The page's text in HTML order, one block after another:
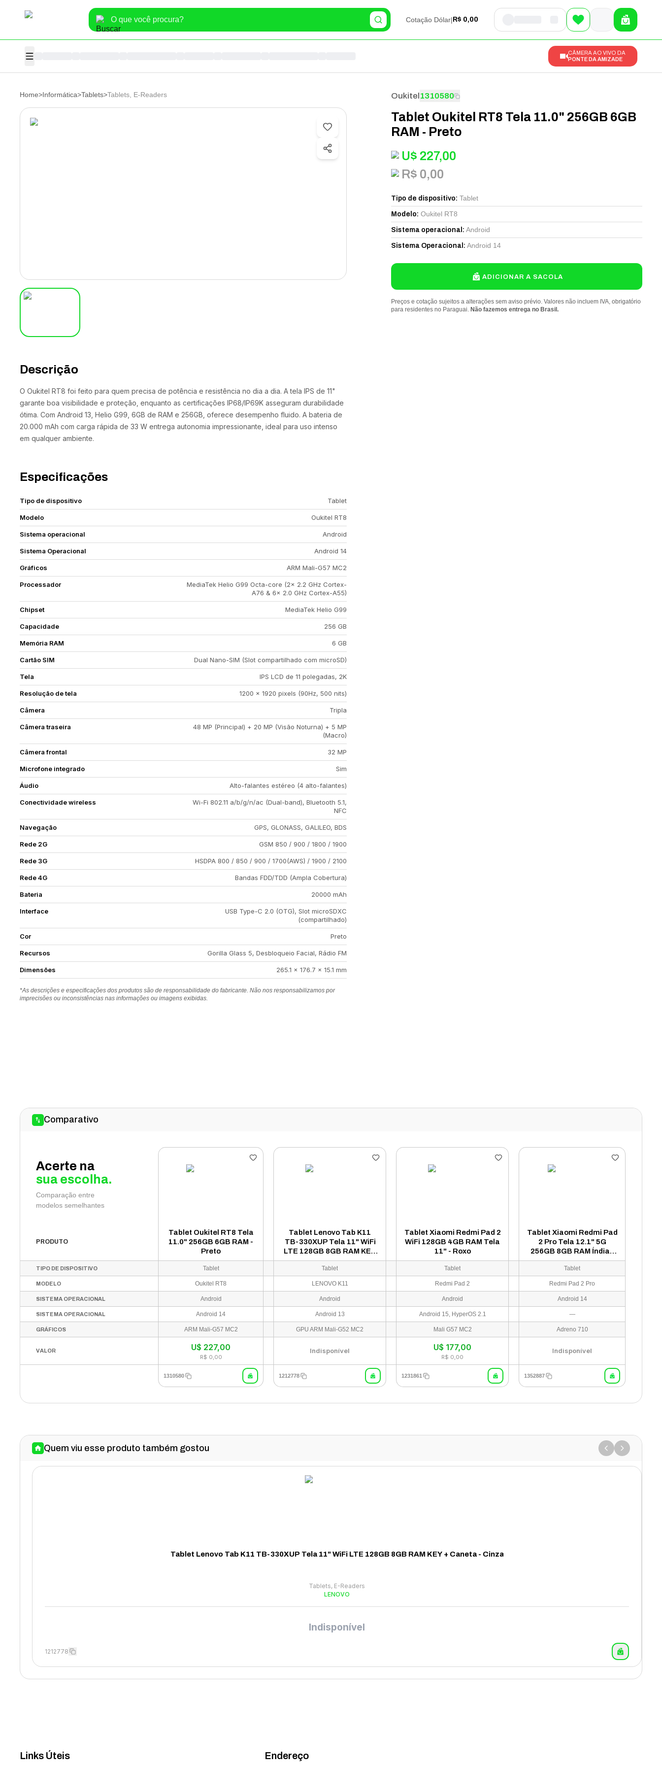
Cotação Dólar| R$ 0,00
CÂMERA AO VIVO DA
PONTE DA AMIZADE
Home>Informática>Tablets>Tablets, E-Readers
Descrição
O Oukitel RT8 foi feito para quem precisa de potência e resistência no dia a dia. A tela IPS de 11"
garante boa visibilidade e proteção, enquanto as certificações IP68/IP69K asseguram durabilidade
ótima. Com Android 13, Helio G99, 6GB de RAM e 256GB, oferece desempenho fluido. A bateria de
20.000 mAh com carga rápida de 33 W entrega autonomia impressionante, ideal para uso intenso
em qualquer ambiente.
Especificações
Tipo de dispositivo Tablet
Modelo Oukitel RT8
Sistema operacional Android
Sistema Operacional Android 14
Gráficos ARM Mali-G57 MC2
Processador
MediaTek Helio G99 Octa-core (2x 2.2 GHz Cortex-
A76 & 6x 2.0 GHz Cortex-A55)
Chipset MediaTek Helio G99
Capacidade 256 GB
Memória RAM 6 GB
Cartão SIM Dual Nano-SIM (Slot compartilhado com microSD)
Tela IPS LCD de 11 polegadas, 2K
Resolução de tela 1200 x 1920 pixels (90Hz, 500 nits)
Câmera Tripla
Câmera traseira
48 MP (Principal) + 20 MP (Visão Noturna) + 5 MP
(Macro)
Câmera frontal 32 MP
Microfone integrado Sim
Áudio Alto-falantes estéreo (4 alto-falantes)
Conectividade wireless
Wi-Fi 802.11 a/b/g/n/ac (Dual-band), Bluetooth 5.1,
NFC
Navegação GPS, GLONASS, GALILEO, BDS
Rede 2G GSM 850 / 900 / 1800 / 1900
Rede 3G HSDPA 800 / 850 / 900 / 1700(AWS) / 1900 / 2100
Rede 4G Bandas FDD/TDD (Ampla Cobertura)
Bateria 20000 mAh
Interface
USB Type-C 2.0 (OTG), Slot microSDXC
(compartilhado)
Cor Preto
Recursos Gorilla Glass 5, Desbloqueio Facial, Rádio FM
Dimensões 265.1 x 176.7 x 15.1 mm
*As descrições e especificações dos produtos são de responsabilidade do fabricante. Não nos responsabilizamos por
imprecisões ou inconsistências nas informações ou imagens exibidas.
Oukitel1310580
Tablet Oukitel RT8 Tela 11.0" 256GB 6GB
RAM - Preto
U$ 227,00
R$ 0,00
Tipo de dispositivo: Tablet
Modelo: Oukitel RT8
Sistema operacional : Android
Sistema Operacional : Android 14
ADICIONAR A SACOLA
Preços e cotação sujeitos a alterações sem aviso prévio. Valores não incluem IVA, obrigatório
para residentes no Paraguai. Não fazemos entrega no Brasil.
Comparativo
Acerte na
sua escolha.
Comparação entre
modelos semelhantes
PRODUTO
Tablet Oukitel RT8 Tela
11.0" 256GB 6GB RAM -
Preto
Tablet Lenovo Tab K11
TB-330XUP Tela 11" WiFi
LTE 128GB 8GB RAM KEY
+ Caneta - Cinza
Tablet Xiaomi Redmi Pad 2
WiFi 128GB 4GB RAM Tela
11" - Roxo
Tablet Xiaomi Redmi Pad
2 Pro Tela 12.1" 5G
256GB 8GB RAM Índia -
Prata
TIPO DE DISPOSITIVO Tablet Tablet Tablet Tablet
MODELO Oukitel RT8 LENOVO K11 Redmi Pad 2 Redmi Pad 2 Pro
SISTEMA OPERACIONAL Android Android Android Android 14
SISTEMA OPERACIONAL Android 14 Android 13 Android 15, HyperOS 2.1 —
GRÁFICOS ARM Mali-G57 MC2 GPU ARM Mali-G52 MC2 Mali G57 MC2 Adreno 710
VALOR U$ 227,00
R$ 0,00
Indisponível U$ 177,00
R$ 0,00
Indisponível
1310580 1212778 1231861 1352887
Quem viu esse produto também gostou
Tablet Lenovo Tab K11 TB-330XUP Tela 11" WiFi LTE 128GB 8GB RAM KEY + Caneta - Cinza
Tablets, E-Readers
LENOVO
Indisponível
1212778
Links Úteis Endereço